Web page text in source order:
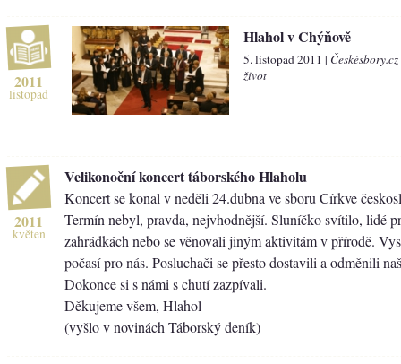
2011
listopad
Hlahol v Chýňově
5. listopad 2011 |
život
2011
květen
Velikonoční koncert táborského Hlaholu
Koncert se konal v neděli 24.dubna ve sboru Církve
Termín nebyl, pravda, nejvhodnější. Sluníčko svítilo, lidé
zahrádkách nebo se věnovali jiným aktivitám v přírodě.
počasí pro nás. Posluchači se přesto dostavili a odměnili
Dokonce si s námi s chutí zazpívali.
Děkujeme všem, Hlahol
(vyšlo v novinách Táborský deník)